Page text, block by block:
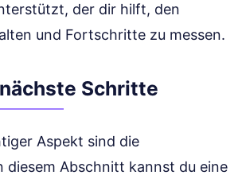
der dir hilft, den
und Fortschritte zu messen.
Schritte
Aspekt sind die
diesem Abschnitt kannst du eine